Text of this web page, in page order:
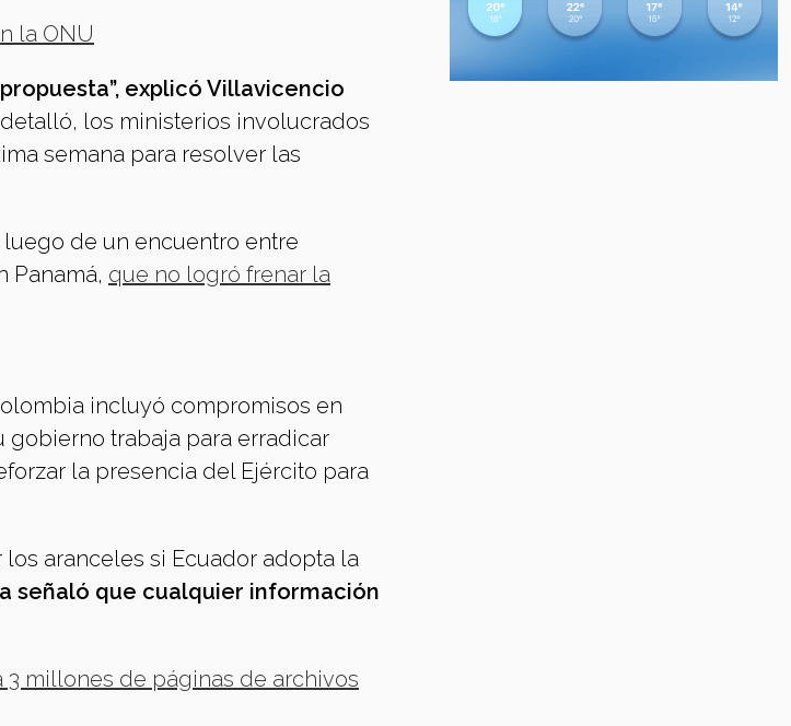
la ONU
explicó Villavicencio
los ministerios involucrados
semana para resolver las
de un encuentro entre
Panamá, que no logró frenar la
incluyó compromisos en
gobierno trabaja para erradicar
la presencia del Ejército para
aranceles si Ecuador adopta la
señaló que cualquier información
millones de páginas de archivos